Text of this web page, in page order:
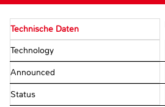
Technische Daten
Technology
Announced
Status